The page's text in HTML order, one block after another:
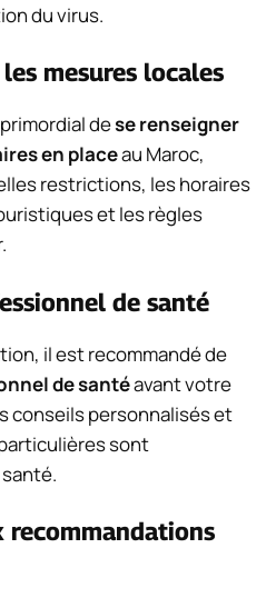
du virus.
mesures locales
dese renseigner
en placeau Maroc,
restrictions, les horaires
et les règles
de santé
il est recommandé de
de santéavant votre
conseils personnalisés et
sont
recommandations